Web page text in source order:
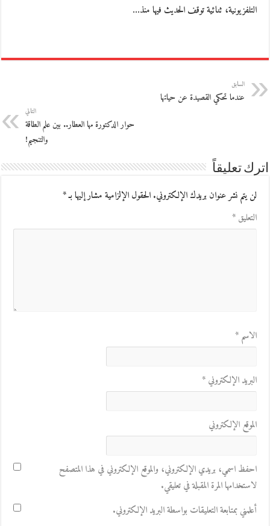
التلفزيونية، ثنائية توقف الحديث فيها منذ…
السابق
عندما تحكي القصيدة عن حياتها
التالي
حوار الدكتورة مها العطار.. بين علم الطاقة
والتنجيم!
اترك تعليقاً
لن يتم نشر عنوان بريدك الإلكتروني.الحقول الإلزامية مشار إليها بـ*
التعليق*
الاسم*
البريد الإلكتروني*
الموقع الإلكتروني
احفظ اسمي، بريدي الإلكتروني، والموقع الإلكتروني في هذا المتصفح
لاستخدامها المرة المقبلة في تعليقي.
أعلمني بمتابعة التعليقات بواسطة البريد الإلكتروني.